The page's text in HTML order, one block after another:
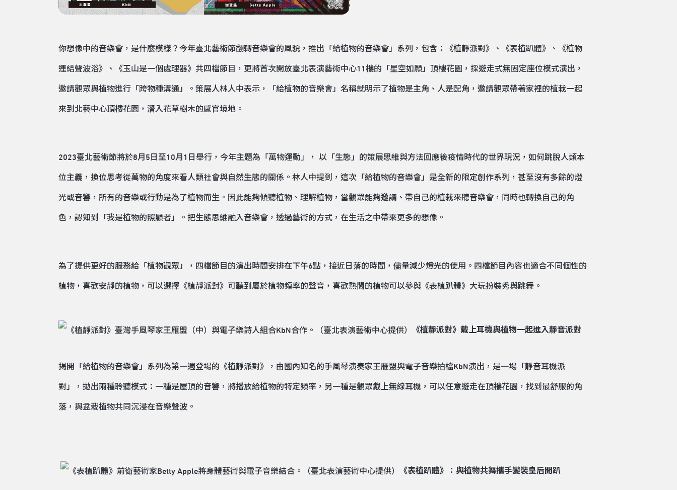
你想像中的音樂會，是什麼模樣？今年臺北藝術節翻轉音樂會的風貌，推出「給植物的音樂會」系列，包含：《植靜派對》、《表植趴體》、《植物
連結聲波浴》、《玉山是一個處理器》共四檔節目，更將首次開放臺北表演藝術中心11樓的「星空如願」頂樓花園，採遊走式無固定座位模式演出，
邀請觀眾與植物進行「跨物種溝通」。策展人林人中表示，「給植物的音樂會」名稱就明示了植物是主角、人是配角，邀請觀眾帶著家裡的植栽一起
來到北藝中心頂樓花園，潛入花草樹木的感官境地。
2023臺北藝術節將於8月5日至10月1日舉行，今年主題為「萬物運動」， 以「生態」的策展思維與方法回應後疫情時代的世界現況，如何跳脫人類本
位主義，換位思考從萬物的角度來看人類社會與自然生態的關係。林人中提到，這次「給植物的音樂會」是全新的限定創作系列，甚至沒有多餘的燈
光或音響，所有的音樂或行動是為了植物而生。因此能夠傾聽植物、理解植物，當觀眾能夠邀請、帶自己的植栽來聽音樂會，同時也轉換自己的角
色，認知到「我是植物的照顧者」。把生態思維融入音樂會，透過藝術的方式，在生活之中帶來更多的想像。
為了提供更好的服務給「植物觀眾」，四檔節目的演出時間安排在下午6點，接近日落的時間，儘量減少燈光的使用。四檔節目內容也適合不同個性的
植物，喜歡安靜的植物，可以選擇《植靜派對》可聽到屬於植物頻率的聲音，喜歡熱鬧的植物可以參與《表植趴體》大玩扮裝秀與跳舞。
《植靜派對》戴上耳機與植物一起進入靜音派對
揭開「給植物的音樂會」系列為第一週登場的《植靜派對》，由國內知名的手風琴演奏家王雁盟與電子音樂拍檔KbN演出，是一場「靜音耳機派
對」，拋出兩種聆聽模式：一種是屋頂的音響，將播放給植物的特定頻率，另一種是觀眾戴上無線耳機，可以任意遊走在頂樓花園，找到最舒服的角
落，與盆栽植物共同沉浸在音樂聲波。
《表植趴體》：與植物共舞攜手變裝皇后開趴